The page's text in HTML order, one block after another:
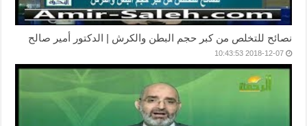
نصائح للتخلص من كبر حجم البطن والكرش | الدكتور أمير صالح
2018-12-07 10:43:53